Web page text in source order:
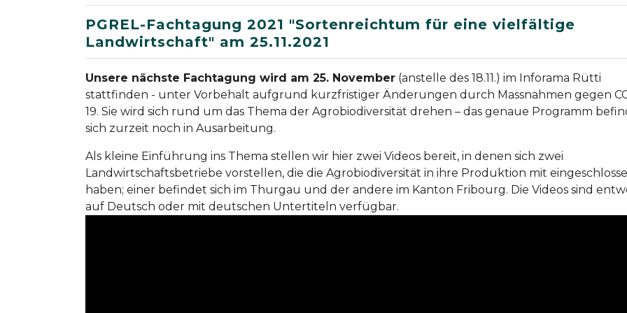
PGREL-Fachtagung 2021 "Sortenreichtum für eine vielfältige
Landwirtschaft" am 25.11.2021
Unsere nächste Fachtagung wird am 25. November (anstelle des 18.11.) im Inforama Rütti
stattfinden - unter Vorbehalt aufgrund kurzfristiger Änderungen durch Massnahmen gegen
19. Sie wird sich rund um das Thema der Agrobiodiversität drehen – das genaue Programm
sich zurzeit noch in Ausarbeitung.
Als kleine Einführung ins Thema stellen wir hier zwei Videos bereit, in denen sich zwei
Landwirtschaftsbetriebe vorstellen, die die Agrobiodiversität in ihre Produktion mit
haben; einer befindet sich im Thurgau und der andere im Kanton Fribourg. Die Videos sind
auf Deutsch oder mit deutschen Untertiteln verfügbar.